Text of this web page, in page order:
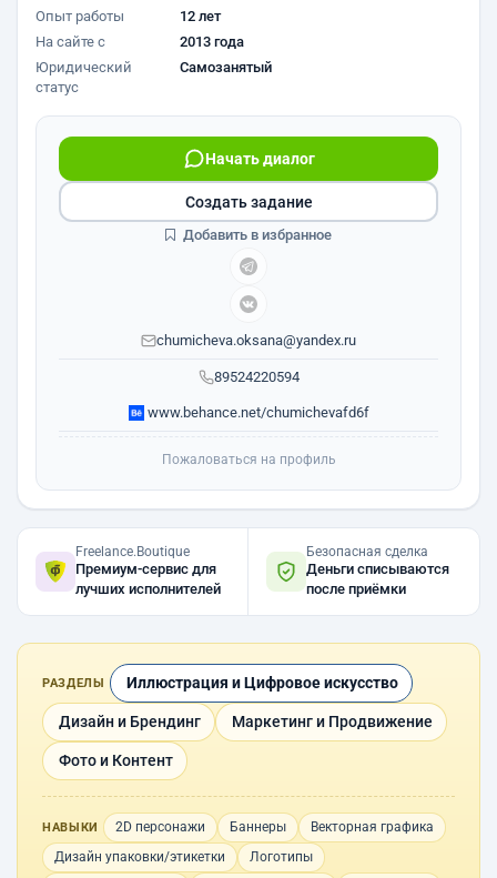
Опыт работы
12 лет
На сайте с
2013 года
Юридический
статус
Самозанятый
89524220594
Начать диалог
chumicheva.oksana@yandex.ru
www.behance.net/chumichevafd6f
Создать задание
Добавить в избранное
Пожаловаться на профиль
Freelance.Boutique
Премиум-сервис для
лучших исполнителей
Безопасная сделка
Деньги списываются
после приёмки
РАЗДЕЛЫ Иллюстрация и Цифровое искусство
Дизайн и Брендинг Маркетинг и Продвижение
Фото и Контент
НАВЫКИ 2D персонажи Баннеры
Векторная графика
Дизайн упаковки/этикетки
Логотипы